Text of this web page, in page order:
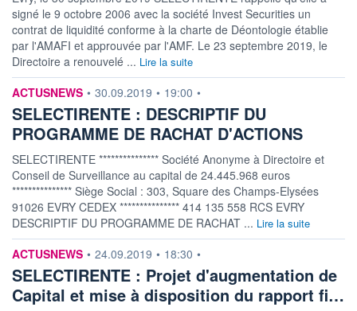
signé le 9 octobre 2006 avec la société Invest Securities un
contrat de liquidité conforme à la charte de Déontologie établie
par l'AMAFI et approuvée par l'AMF. Le 23 septembre 2019, le
Directoire a renouvelé ... Lire la suite
information fournie par
ACTUSNEWS • 30.09.2019 • 19:00 •
SELECTIRENTE : DESCRIPTIF DU
PROGRAMME DE RACHAT D'ACTIONS
SELECTIRENTE *************** Société Anonyme à Directoire et
Conseil de Surveillance au capital de 24.445.968 euros
*************** Siège Social : 303, Square des Champs-Elysées
91026 EVRY CEDEX *************** 414 135 558 RCS EVRY
DESCRIPTIF DU PROGRAMME DE RACHAT ... Lire la suite
information fournie par
ACTUSNEWS • 24.09.2019 • 18:30 •
SELECTIRENTE : Projet d'augmentation de
Capital et mise à disposition du rapport fi…